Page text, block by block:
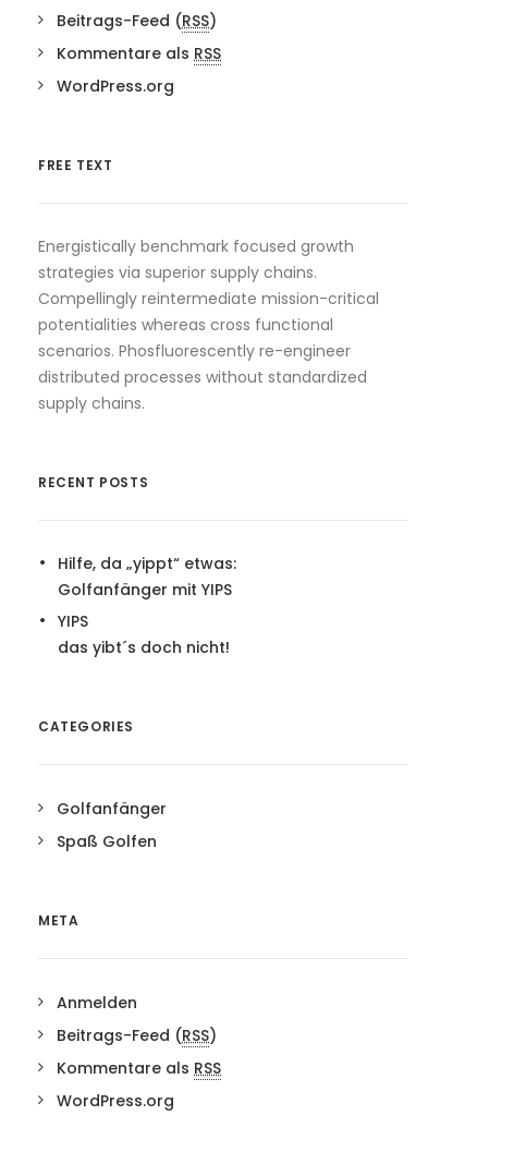
Beitrags-Feed (RSS)
Kommentare als RSS
WordPress.org
FREE TEXT
Energistically benchmark focused growth
strategies via superior supply chains.
Compellingly reintermediate mission-critical
potentialities whereas cross functional
scenarios. Phosfluorescently re-engineer
distributed processes without standardized
supply chains.
RECENT POSTS
Hilfe, da „yippt“ etwas:
Golfanfänger mit YIPS
YIPS
das yibt´s doch nicht!
CATEGORIES
Golfanfänger
Spaß Golfen
META
Anmelden
Beitrags-Feed (RSS)
Kommentare als RSS
WordPress.org